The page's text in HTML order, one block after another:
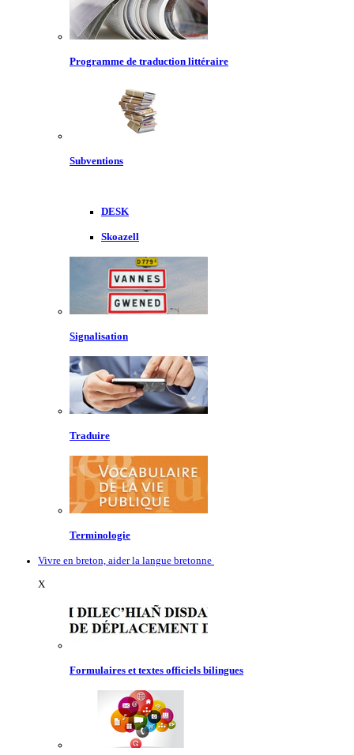
Programme de traduction littéraire
Subventions
DESK
Skoazell
Signalisation
Traduire
Terminologie
Vivre en breton, aider la langue bretonne
X
Formulaires et textes officiels bilingues